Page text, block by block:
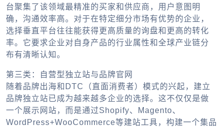
台聚集了该领域最精准的买家和供应商，用户意图明
确，沟通效率高。对于在特定细分市场有优势的企业，
选择垂直平台往往能获得更高质量的询盘和更高的转化
率。它要求企业对自身产品的行业属性和全球产业链分
布有清晰认知。
第三类：自营型独立站与品牌官网
随着品牌出海和DTC（直面消费者）模式的兴起，建立
品牌独立站已成为越来越多企业的选择。这不仅仅是做
一个展示网站，而是通过Shopify、Magento、
WordPress+WooCommerce等建站工具，构建一个集品